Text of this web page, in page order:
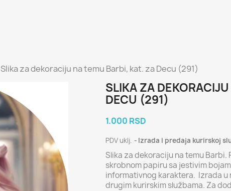
Slika za dekoraciju na temu Barbi, kat. za Decu (291)
SLIKA ZA
DECU (291)
1.000 RSD
PDV uklj. Izrada i predaja kurirskoj
Slika za dekoraciju na temu Barbi.
skrobnom papiru sa jestivim
informativnog karaktera. Izrada u
drugim kurirskim službama. Za